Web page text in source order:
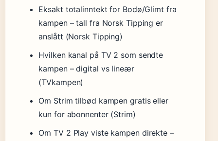
Eksakt totalinntekt for Bodø/Glimt fra
kampen – tall fra Norsk Tipping er
anslått (Norsk Tipping)
Hvilken kanal på TV 2 som sendte
kampen – digital vs lineær
(TVkampen)
Om Strim tilbød kampen gratis eller
kun for abonnenter (Strim)
Om TV 2 Play viste kampen direkte –